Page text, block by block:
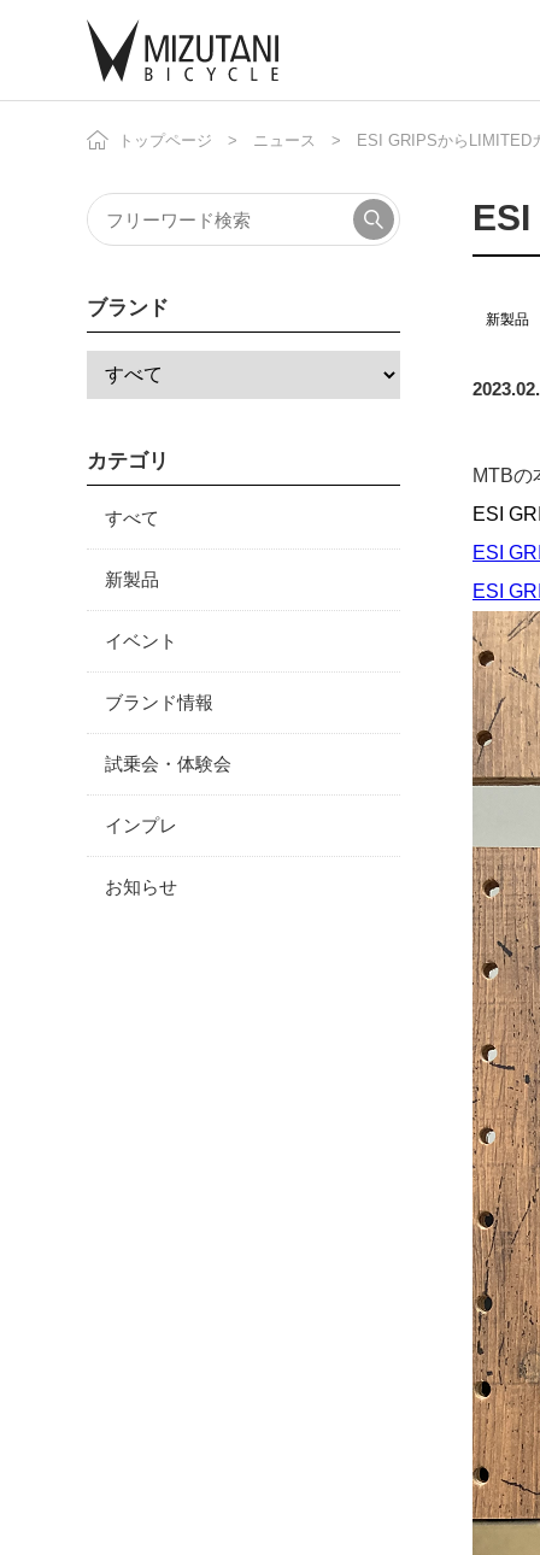
自
トップページ ニュース ESI GRIPSからLIMITED
新製品
MTBの
ESI
ESI
ESI
ブランド
カテゴリ
すべて
新製品
イベント
ブランド情報
試乗会・体験会
インプレ
お知らせ